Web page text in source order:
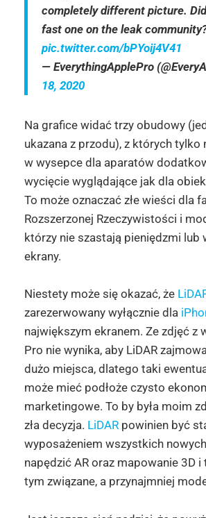
completely different picture.
fast one on the leak
pic.twitter.com/bPYoij4V41
— EverythingApplePro
18, 2020
Na grafice widać trzy obudowy
ukazana z przodu), z których tylko
w wysepce dla aparatów
wycięcie wyglądające jak dla
To może oznaczać złe wieści dla
Rozszerzonej Rzeczywistości i
którzy nie szastają pieniędzmi lub
ekrany.
Niestety może się okazać, że
zarezerwowany wyłącznie dla
największym ekranem. Ze zdjęć z
Pro nie wynika, aby LiDAR
dużo miejsca, dlatego taki
może mieć podłoże czysto
marketingowe. To by była moim
zła decyzja. LiDARpowinien być
wyposażeniem wszystkich nowych
napędzić AR oraz mapowanie 3D
tym związane, a przynajmniej